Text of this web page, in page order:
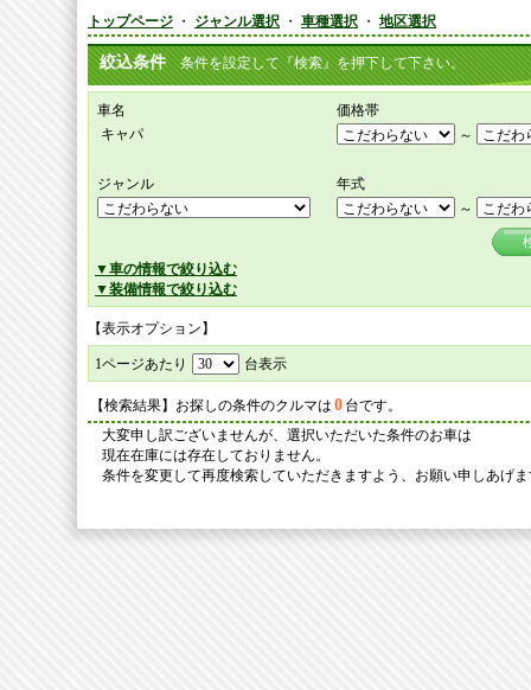
トップページ ・ ジャンル選択 ・ 車種選択 ・ 地区選択
絞込条件 条件を設定して『検索』を押下して下さい。
車名
価格帯
キャパ
～
ジャンル
年式
～
▼車の情報で絞り込む
▼装備情報で絞り込む
【表示オプション】
1ページあたり 台表示
【検索結果】お探しの条件のクルマは 0 台です。
大変申し訳ございませんが、選択いただいた条件のお車は
現在在庫には存在しておりません。
条件を変更して再度検索していただきますよう、お願い申しあげ